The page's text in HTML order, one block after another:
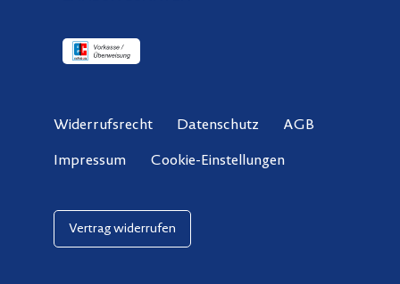
Widerrufsrecht Datenschutz AGB
Impressum Cookie-Einstellungen
Vertrag widerrufen